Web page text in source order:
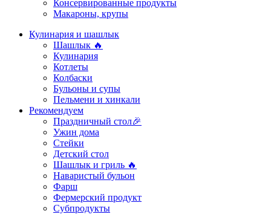
Консервированные продукты
Макароны, крупы
Кулинария и шашлык
Шашлык 🔥
Кулинария
Котлеты
Колбаски
Бульоны и супы
Пельмени и хинкали
Рекомендуем
Праздничный стол🎉
Ужин дома
Стейки
Детский стол
Шашлык и гриль 🔥
Наваристый бульон
Фарш
Фермерский продукт
Субпродукты